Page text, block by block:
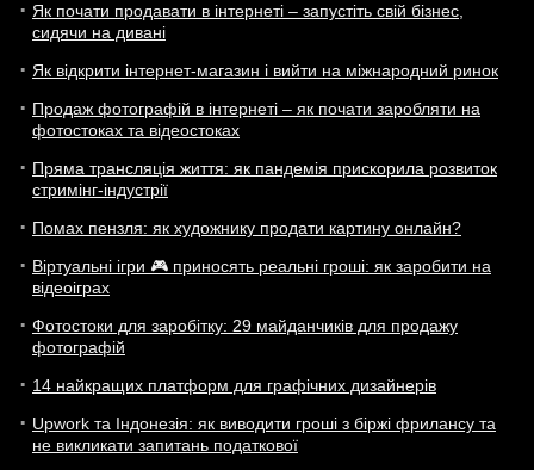
Як почати продавати в інтернеті – запустіть свій бізнес,
сидячи на дивані
Як відкрити інтернет-магазин і вийти на міжнародний ринок
Продаж фотографій в інтернеті – як почати заробляти на
фотостоках та відеостоках
Пряма трансляція життя: як пандемія прискорила розвиток
стримінг-індустрії
Помах пензля: як художнику продати картину онлайн?
Віртуальні ігри 🎮 приносять реальні гроші: як заробити на
відеоіграх
Фотостоки для заробітку: 29 майданчиків для продажу
фотографій
14 найкращих платформ для графічних дизайнерів
Upwork та Індонезія: як виводити гроші з біржі фрилансу та
не викликати запитань податкової